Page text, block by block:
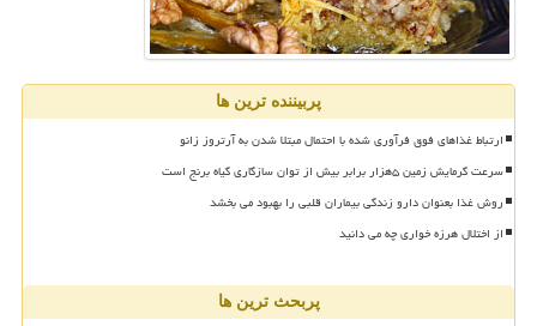
پربیننده ترین ها
ارتباط غذاهای فوق فرآوری شده با احتمال مبتلا شدن به آرتروز زانو
سرعت گرمایش زمین ۵هزار برابر بیش از توان سازگاری گیاه برنج است
روش غذا بعنوان دارو زندگی بیماران قلبی را بهبود می بخشد
از اختلال هرزه خواری چه می دانید
پربحث ترین ها